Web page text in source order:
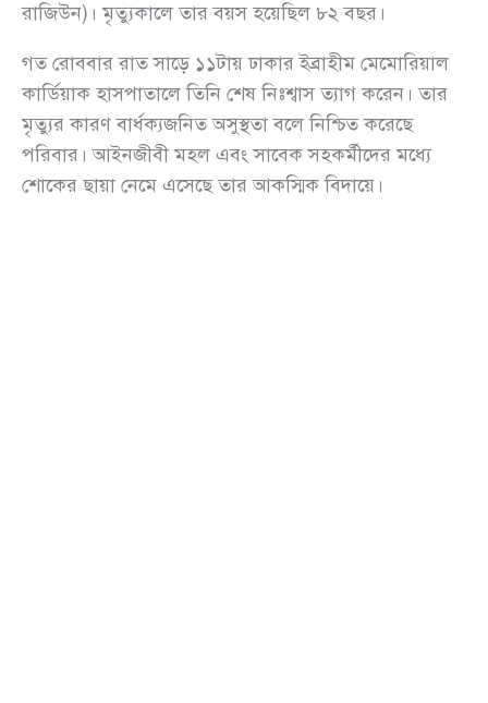
রাজিউন)। মৃত্যুকালে তার বয়স হয়েছিল ৮২ বছর।
গত রোববার রাত সাড়ে ১১টায় ঢাকার ইব্রাহীম মেমোরিয়াল
কার্ডিয়াক হাসপাতালে তিনি শেষ নিঃশ্বাস ত্যাগ করেন। তার
মৃত্যুর কারণ বার্ধক্যজনিত অসুস্থতা বলে নিশ্চিত করেছে
পরিবার। আইনজীবী মহল এবং সাবেক সহকর্মীদের মধ্যে
শোকের ছায়া নেমে এসেছে তার আকস্মিক বিদায়ে।